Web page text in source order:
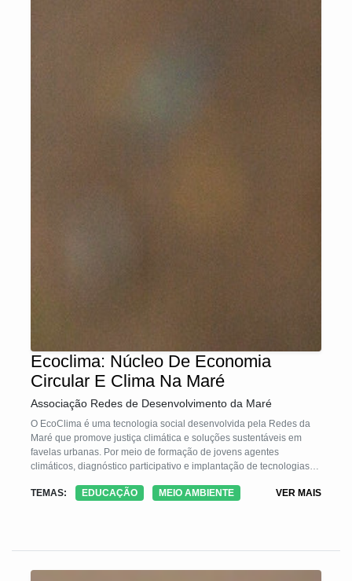
Ecoclima: Núcleo De Economia
Circular E Clima Na Maré
Associação Redes de Desenvolvimento da Maré
O EcoClima é uma tecnologia social desenvolvida pela Redes da
Maré que promove justiça climática e soluções sustentáveis em
favelas urbanas. Por meio de formação de jovens agentes
climáticos, diagnóstico participativo e implantação de tecnologias
verde —, o EcoClima alia ciência, saber popular e inovação social.
TEMAS: EDUCAÇÃO MEIO AMBIENTE VER MAIS